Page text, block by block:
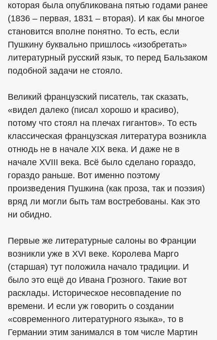
которая была опубликована пятью годами ранее
(1836 – первая, 1831 – вторая). И как бы многое
становится вполне понятно. То есть, если
Пушкину буквально пришлось «изобретать»
литературный русский язык, то перед Бальзаком
подобной задачи не стояло.
Великий французский писатель, так сказать,
«видел далеко (писал хорошо и красиво),
потому что стоял на плечах гигантов». То есть
классическая французская литература возникла
отнюдь не в начале XIX века. И даже не в
начале XVIII века. Всё было сделано гораздо,
гораздо раньше. Вот именно поэтому
произведения Пушкина (как проза, так и поэзия)
вряд ли могли быть там востребованы. Как это
ни обидно.
Первые же литературные салоны во Франции
возникли уже в XVI веке. Королева Марго
(старшая) тут положила начало традиции. И
было это ещё до Ивана Грозного. Такие вот
расклады. Историческое несовпадение по
времени. И если уж говорить о создании
«современного литературного языка», то в
Германии этим занимался в том числе Мартин